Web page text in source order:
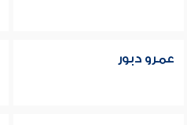
عمرو دبور